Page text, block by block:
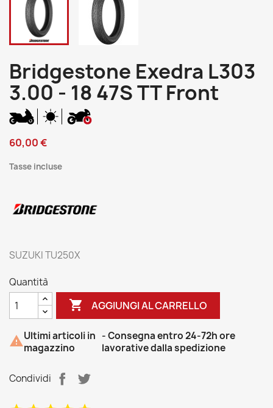
Bridgestone Exedra L303
3.00 - 18 47S TT Front
60,00 €
Tasse incluse
SUZUKI TU250X
Quantità
 AGGIUNGI AL CARRELLO
Ultimi articoli in
magazzino
- Consegna entro 24-72h ore
lavorative dalla spedizione
Condividi